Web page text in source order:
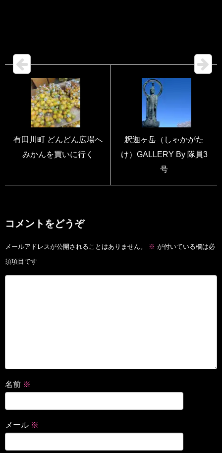
有田川町 どんどん広場へ
みかんを買いに行く
釈迦ヶ岳（しゃかがた
け）GALLERY By 隊員3
号
コメントをどうぞ
メールアドレスが公開されることはありません。 ※ が付いている欄は必
須項目です
名前 ※
メール ※